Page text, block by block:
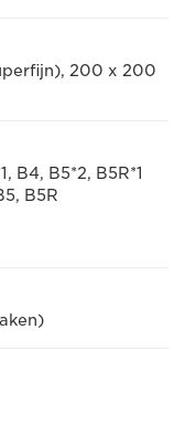
200 x 200
B4, B5*2, B5R*1
B5R